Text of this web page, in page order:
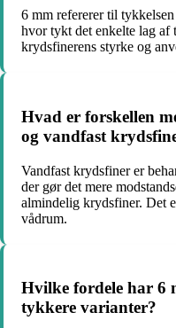
6 mm refererer til
hvor tykt det enkelte lag
krydsfinerens styrke og
Hvad er forskellen
og vandfast
Vandfast krydsfiner er
der gør det mere
almindelig krydsfiner. Det
vådrum.
Hvilke fordele har 6
tykkere varianter?